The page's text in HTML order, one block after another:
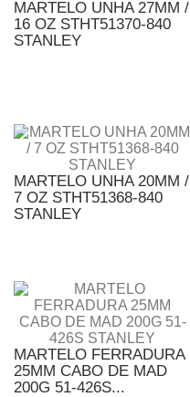
MARTELO UNHA 27MM /
16 OZ STHT51370-840
STANLEY
MARTELO UNHA 20MM /
7 OZ STHT51368-840
STANLEY
MARTELO FERRADURA
25MM CABO DE MAD
200G 51-426S...